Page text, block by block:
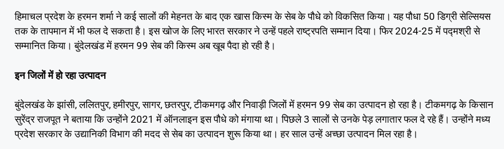
हिमाचल प्रदेश के हरमन शर्मा ने कई सालों की मेहनत के बाद एक खास किस्म के सेब के पौधे को विकसित किया। यह पौधा 50 डिग्री सेल्सियस
तक के तापमान में भी फल दे सकता है। इस खोज के लिए भारत सरकार ने उन्हें पहले राष्ट्रपति सम्मान दिया। फिर 2024-25 में पद्मश्री से
सम्मानित किया। बुंदेलखंड में हरमन 99 सेब की किस्म अब खूब पैदा हो रही है।
इन जिलों में हो रहा उत्पादन
बुंदेलखंड के झांसी, ललितपुर, हमीरपुर, सागर, छतरपुर, टीकमगढ़ और निवाड़ी जिलों में हरमन 99 सेब का उत्पादन हो रहा है। टीकमगढ़ के किसान
सुरेंद्र राजपूत ने बताया कि उन्होंने 2021 में ऑनलाइन इस पौधे को मंगाया था। पिछले 3 सालों से उनके पेड़ लगातार फल दे रहे हैं। उन्होंने मध्य
प्रदेश सरकार के उद्यानिकी विभाग की मदद से सेब का उत्पादन शुरू किया था। हर साल उन्हें अच्छा उत्पादन मिल रहा है।